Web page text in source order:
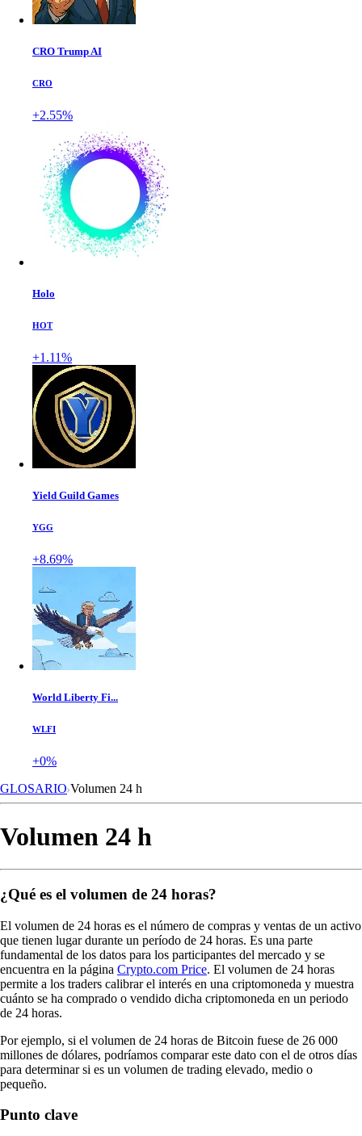
CRO Trump AI
CRO
+2.55%
Holo
HOT
+1.11%
Yield Guild Games
YGG
+8.69%
World Liberty Fi...
WLFI
+0%
GLOSARIO Volumen 24 h
Volumen 24 h
¿Qué es el volumen de 24 horas?
El volumen de 24 horas es el número de compras y ventas de un activo
que tienen lugar durante un período de 24 horas. Es una parte
fundamental de los datos para los participantes del mercado y se
encuentra en la página Crypto.com Price. El volumen de 24 horas
permite a los traders calibrar el interés en una criptomoneda y muestra
cuánto se ha comprado o vendido dicha criptomoneda en un periodo
de 24 horas.
Por ejemplo, si el volumen de 24 horas de Bitcoin fuese de 26 000
millones de dólares, podríamos comparar este dato con el de otros días
para determinar si es un volumen de trading elevado, medio o
pequeño.
Punto clave